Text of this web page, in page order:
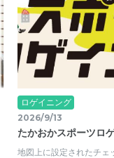
ロゲイニング
2026/9/13
たかおかスポーツロ
地図上に設定されたチェ